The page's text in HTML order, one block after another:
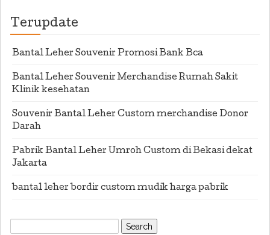
Terupdate
Bantal Leher Souvenir Promosi Bank Bca
Bantal Leher Souvenir Merchandise Rumah Sakit
Klinik kesehatan
Souvenir Bantal Leher Custom merchandise Donor
Darah
Pabrik Bantal Leher Umroh Custom di Bekasi dekat
Jakarta
bantal leher bordir custom mudik harga pabrik
Search